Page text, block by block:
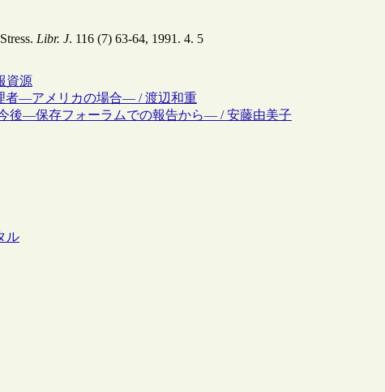
Libr. J. 116 (7) 63-64, 1991. 4. 5
資源
者―アメリカの場合― / 渡辺和重
後―保存フォーラムでの報告から― / 安藤由美子
ル